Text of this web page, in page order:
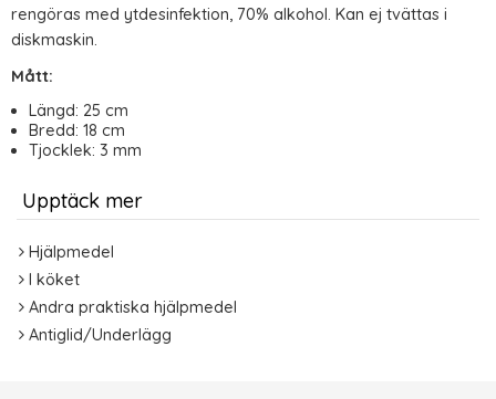
rengöras med ytdesinfektion, 70% alkohol. Kan ej tvättas i
diskmaskin.
Mått:
Längd: 25 cm
Bredd: 18 cm
Tjocklek: 3 mm
Upptäck mer
Hjälpmedel
I köket
Andra praktiska hjälpmedel
Antiglid/Underlägg